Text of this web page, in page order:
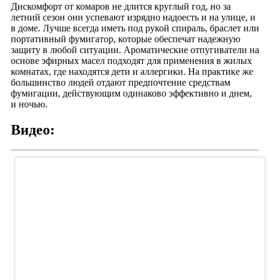
Дискомфорт от комаров не длится круглый год, но за
летний сезон они успевают изрядно надоесть и на улице, и
в доме. Лучше всегда иметь под рукой спираль, браслет или
портативный фумигатор, которые обеспечат надежную
защиту в любой ситуации. Ароматические отпугиватели на
основе эфирных масел подходят для применения в жилых
комнатах, где находятся дети и аллергики. На практике же
большинство людей отдают предпочтение средствам
фумигации, действующим одинаково эффективно и днем,
и ночью.
Видео: